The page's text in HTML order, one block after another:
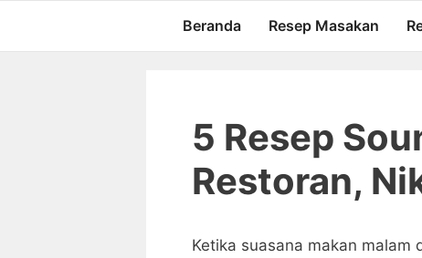
isi
Beranda Resep Masakan
5 Resep
Restoran,
Ketika suasana makan